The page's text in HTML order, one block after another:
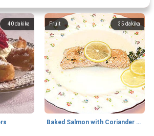
40dakika 35 dakika
Fruit
Baked Salmon with Coriander and Thyme